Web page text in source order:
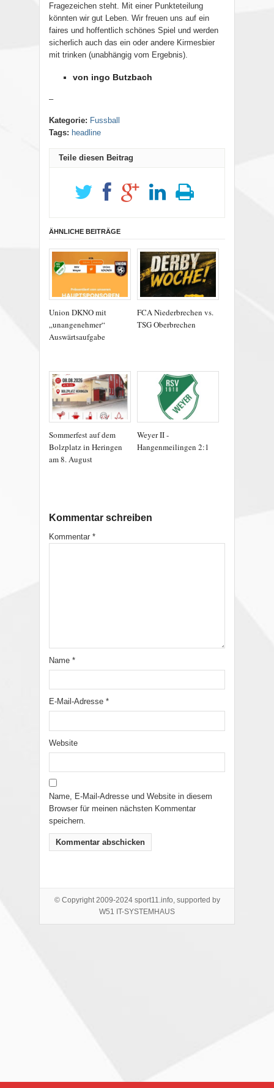
Fragezeichen steht. Mit einer Punkteteilung
könnten wir gut Leben. Wir freuen uns auf ein
faires und hoffentlich schönes Spiel und werden
sicherlich auch das ein oder andere Kirmesbier
mit trinken (unabhängig vom Ergebnis).
von ingo Butzbach
–
Kategorie: Fussball
Tags: headline
Teile diesen Beitrag
ÄHNLICHE BEITRÄGE
Union DKNO mit
„unangenehmer“
Auswärtsaufgabe
FCA Niederbrechen vs.
TSG Oberbrechen
Sommerfest auf dem
Bolzplatz in Heringen
am 8. August
Weyer II -
Hangenmeilingen 2:1
Kommentar schreiben
Kommentar *
Name *
E-Mail-Adresse *
Website
Name, E-Mail-Adresse und Website in diesem
Browser für meinen nächsten Kommentar
speichern.
© Copyright 2009-2024 sport11.info, supported by
W51 IT-SYSTEMHAUS